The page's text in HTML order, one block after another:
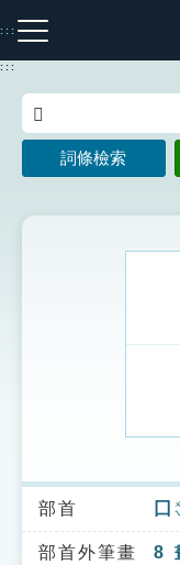
到
主
:::
注音索引圖示
索引選單
知識索引
:::
詞條檢索
部首 囗 ㄨ
部首外筆畫 8